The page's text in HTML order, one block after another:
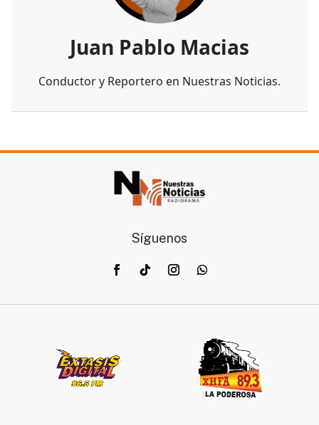
Juan Pablo Macias
Conductor y Reportero en Nuestras Noticias.
Síguenos